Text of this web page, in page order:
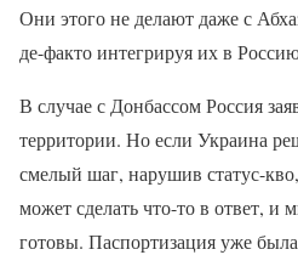
Они этого не делают даже с
де-факто интегрируя их в
В случае с Донбассом Россия
территории. Но если Украина
смелый шаг, нарушив статус-
может сделать что-то в ответ,
готовы. Паспортизация уже